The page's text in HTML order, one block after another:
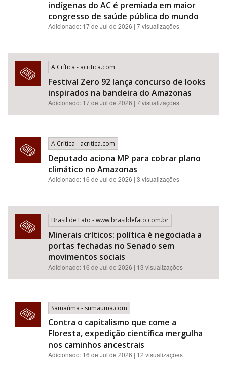
indígenas do AC é premiada em maior
congresso de saúde pública do mundo
Adicionado: 17 de Jul de 2026 | 7 visualizações
A Crítica - acritica.com
Festival Zero 92 lança concurso de looks
inspirados na bandeira do Amazonas
Adicionado: 17 de Jul de 2026 | 7 visualizações
A Crítica - acritica.com
Deputado aciona MP para cobrar plano
climático no Amazonas
Adicionado: 16 de Jul de 2026 | 3 visualizações
Brasil de Fato - www.brasildefato.com.br
Minerais críticos: política é negociada a
portas fechadas no Senado sem
movimentos sociais
Adicionado: 16 de Jul de 2026 | 13 visualizações
Samaúma - sumauma.com
Contra o capitalismo que come a
Floresta, expedição científica mergulha
nos caminhos ancestrais
Adicionado: 16 de Jul de 2026 | 12 visualizações